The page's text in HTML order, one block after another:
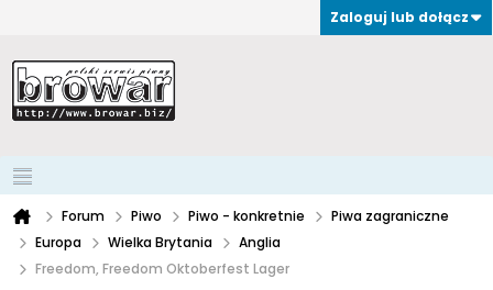
Zaloguj lub dołącz
Forum Piwo Piwo - konkretnie
Piwa zagraniczne
Europa
Wielka Brytania
Anglia
Freedom, Freedom Oktoberfest Lager